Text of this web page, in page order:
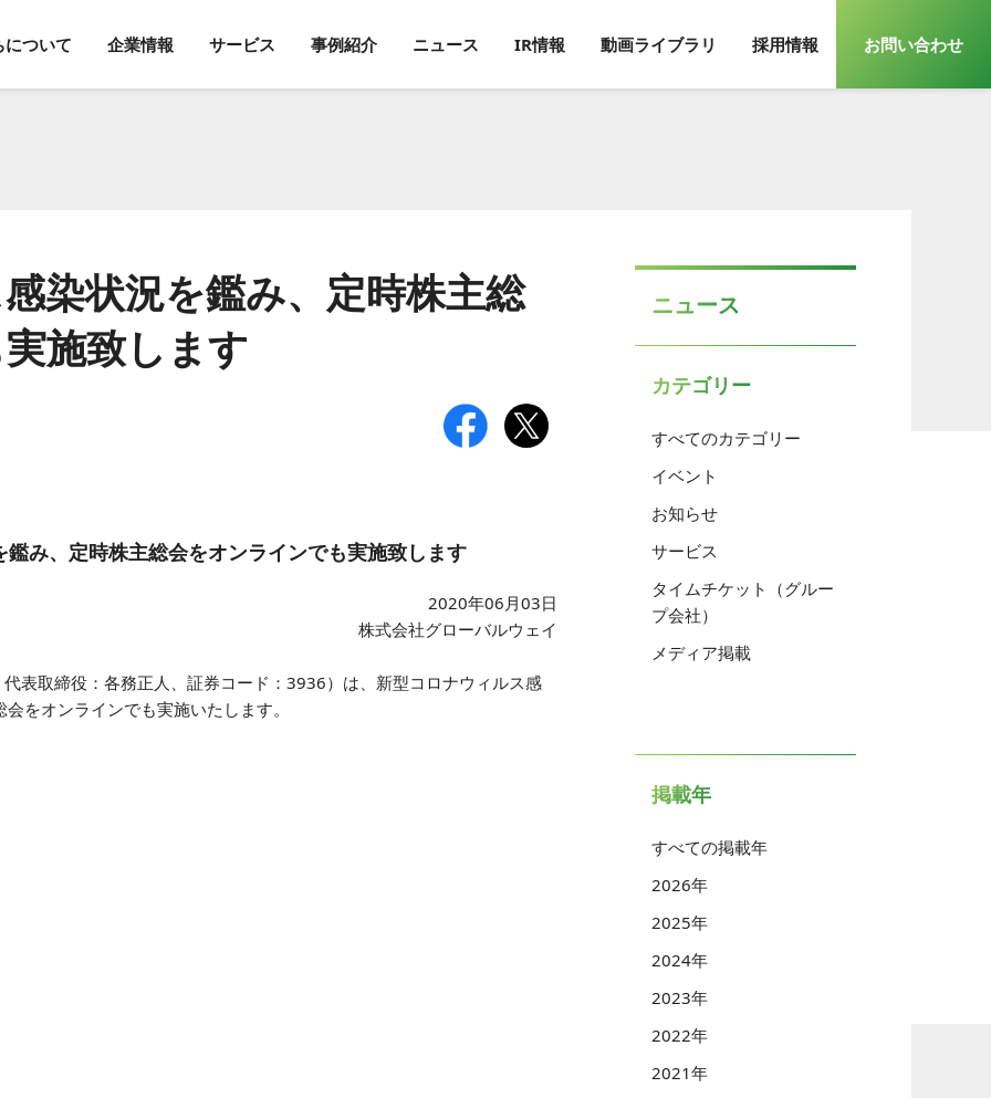
について 企業情報 サービス 事例紹介 ニュース IR情報 動画ライブラリ 採用情報 お問い合わせ
染状況を鑑み、定時株主総
施致します
み、定時株主総会をオンラインでも実施致します
2020年06月03日
株式会社グローバルウェイ
表取締役：各務正人、証券コード：3936）は、新型コロナウィルス感
をオンラインでも実施いたします。
ニュース
カテゴリー
すべてのカテゴリー
イベント
お知らせ
サービス
タイムチケット（グルー
プ会社）
メディア掲載
掲載年
すべての掲載年
2026年
2025年
2024年
2023年
2022年
2021年